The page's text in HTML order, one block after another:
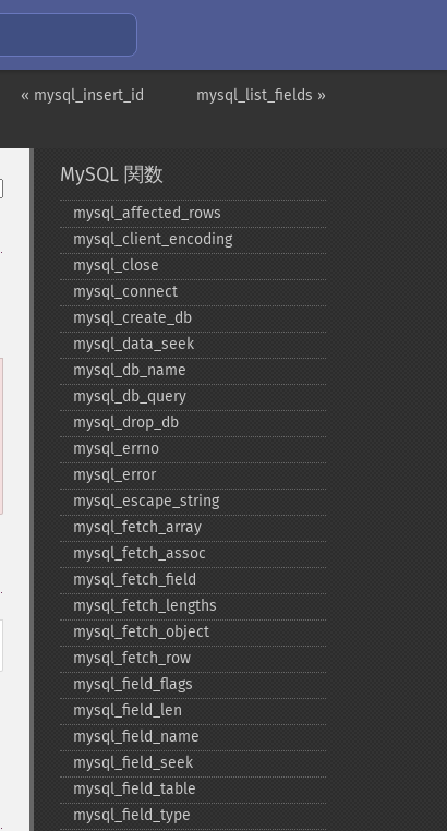
mysql_list_fields »
« mysql_insert_id
MySQL 関数
mysql_​affected_​rows
mysql_​client_​encoding
mysql_​close
mysql_​connect
mysql_​create_​db
mysql_​data_​seek
mysql_​db_​name
mysql_​db_​query
mysql_​drop_​db
mysql_​errno
mysql_​error
mysql_​escape_​string
mysql_​fetch_​array
mysql_​fetch_​assoc
mysql_​fetch_​field
mysql_​fetch_​lengths
mysql_​fetch_​object
mysql_​fetch_​row
mysql_​field_​flags
mysql_​field_​len
mysql_​field_​name
mysql_​field_​seek
mysql_​field_​table
mysql_​field_​type